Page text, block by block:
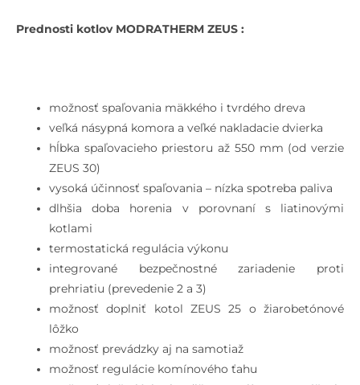
Prednosti kotlov MODRATHERM ZEUS :
možnosť spaľovania mäkkého i tvrdého dreva
veľká násypná komora a veľké nakladacie dvierka
hĺbka spaľovacieho priestoru až 550 mm (od verzie
ZEUS 30)
vysoká účinnosť spaľovania – nízka spotreba paliva
dlhšia doba horenia v porovnaní s liatinovými
kotlami
termostatická regulácia výkonu
integrované bezpečnostné zariadenie proti
prehriatiu (prevedenie 2 a 3)
možnosť doplniť kotol ZEUS 25 o žiarobetónové
lôžko
možnosť prevádzky aj na samotiaž
možnosť regulácie komínového ťahu